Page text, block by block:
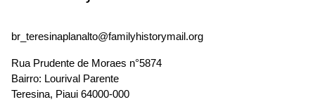
br_teresinaplanalto@familyhistorymail.org
Rua Prudente de Moraes n°5874
Bairro: Lourival Parente
Teresina, Piaui 64000-000